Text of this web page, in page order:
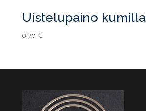
Uistelupaino kumilla
0,70 €